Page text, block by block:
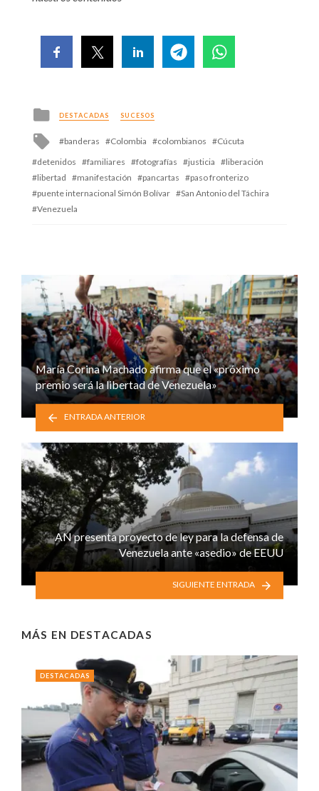
Posted
in
DESTACADAS SUCESOS
Tagged
banderas Colombia colombianos
Cúcuta
detenidos
familiares fotografías justicia
liberación
libertad
manifestación pancartas
paso fronterizo
puente internacional Simón Bolívar
San Antonio del Táchira
Venezuela
María Corina Machado afirma que el «próximo
premio será la libertad de Venezuela»
ENTRADA ANTERIOR
AN presenta proyecto de ley para la defensa de
Venezuela ante «asedio» de EEUU
SIGUIENTE ENTRADA
MÁS EN DESTACADAS
DESTACADAS